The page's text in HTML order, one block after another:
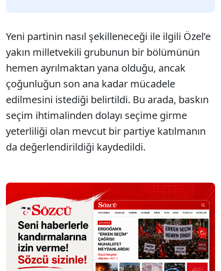
Yeni partinin nasıl şekilleneceği ile ilgili Özel’e
yakın milletvekili grubunun bir bölümünün
hemen ayrılmaktan yana olduğu, ancak
çoğunluğun son ana kadar mücadele
edilmesini istediği belirtildi. Bu arada, baskın
seçim ihtimalinden dolayı seçime girme
yeterliliği olan mevcut bir partiye katılmanın
da değerlendirildiği kaydedildi.